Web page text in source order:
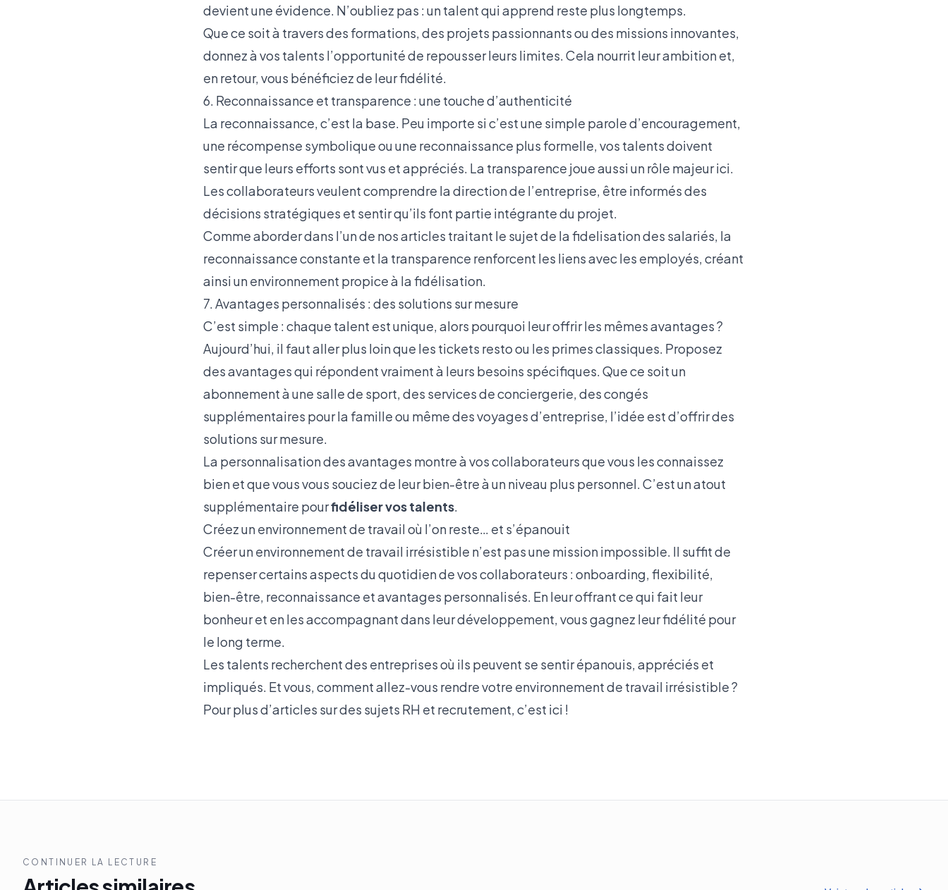
devient une évidence. N’oubliez pas : un talent qui apprend reste plus longtemps.
Que ce soit à travers des formations, des projets passionnants ou des missions innovantes,
donnez à vos talents l’opportunité de repousser leurs limites. Cela nourrit leur ambition et,
en retour, vous bénéficiez de leur fidélité.
6. Reconnaissance et transparence : une touche d’authenticité
La reconnaissance, c’est la base. Peu importe si c’est une simple parole d’encouragement,
une récompense symbolique ou une reconnaissance plus formelle, vos talents doivent
sentir que leurs efforts sont vus et appréciés. La transparence joue aussi un rôle majeur ici.
Les collaborateurs veulent comprendre la direction de l’entreprise, être informés des
décisions stratégiques et sentir qu’ils font partie intégrante du projet.
Comme aborder dans l’un de nos articles traitant le sujet de la fidelisation des salariés, la
reconnaissance constante et la transparence renforcent les liens avec les employés, créant
ainsi un environnement propice à la fidélisation.
7. Avantages personnalisés : des solutions sur mesure
C’est simple : chaque talent est unique, alors pourquoi leur offrir les mêmes avantages ?
Aujourd’hui, il faut aller plus loin que les tickets resto ou les primes classiques. Proposez
des avantages qui répondent vraiment à leurs besoins spécifiques. Que ce soit un
abonnement à une salle de sport, des services de conciergerie, des congés
supplémentaires pour la famille ou même des voyages d’entreprise, l’idée est d’offrir des
solutions sur mesure.
La personnalisation des avantages montre à vos collaborateurs que vous les connaissez
bien et que vous vous souciez de leur bien-être à un niveau plus personnel. C’est un atout
supplémentaire pourfidéliser vos talents.
Créez un environnement de travail où l’on reste… et s’épanouit
Créer un environnement de travail irrésistible n’est pas une mission impossible. Il suffit de
repenser certains aspects du quotidien de vos collaborateurs : onboarding, flexibilité,
bien-être, reconnaissance et avantages personnalisés. En leur offrant ce qui fait leur
bonheur et en les accompagnant dans leur développement, vous gagnez leur fidélité pour
le long terme.
Les talents recherchent des entreprises où ils peuvent se sentir épanouis, appréciés et
impliqués. Et vous, comment allez-vous rendre votre environnement de travail irrésistible ?
Pour plus d’articles sur des sujets RH et recrutement, c’est ici !
CONTINUER LA LECTURE